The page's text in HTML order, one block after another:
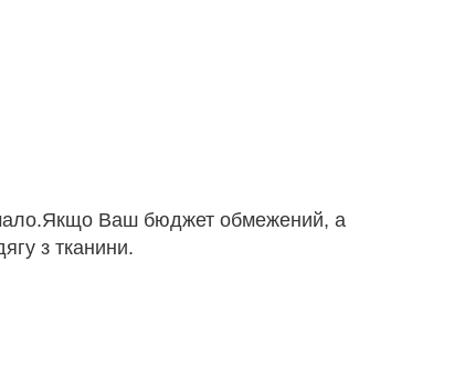
Ваш бюджет обмежений, а
з тканини.